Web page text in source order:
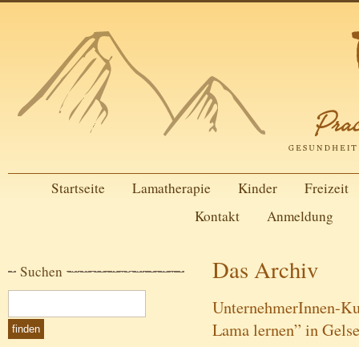
Startseite Lamatherapie Kinder
Freizeit
Kontakt
Anmeldung
Suchen Das Archiv
UnternehmerInnen-
Lama lernen” in